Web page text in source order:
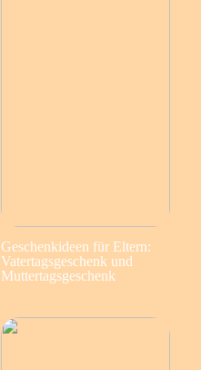
Geschenkideen für Eltern:
Vatertagsgeschenk und
Muttertagsgeschenk